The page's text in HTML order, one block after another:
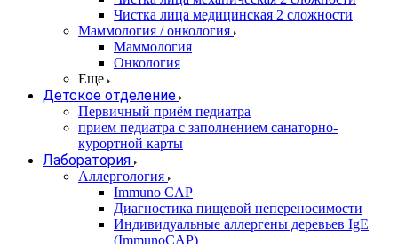
Чистка лица медицинская 2 сложности
Маммология / онкология
Маммология
Онкология
Еще
Детское отделение
Первичный приём педиатра
прием педиатра с заполнением санаторно-
курортной карты
Лаборатория
Аллергология
Immuno CAP
Диагностика пищевой непереносимости
Индивидуальные аллергены деревьев IgE
(ImmunoCAP)